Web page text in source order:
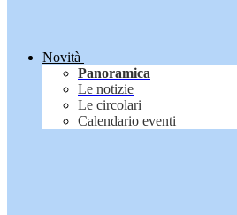
Novità
Panoramica
Le notizie
Le circolari
Calendario eventi